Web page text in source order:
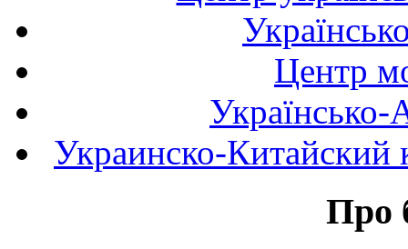
Центр
Українсько-
Украинско-Китайский
Про